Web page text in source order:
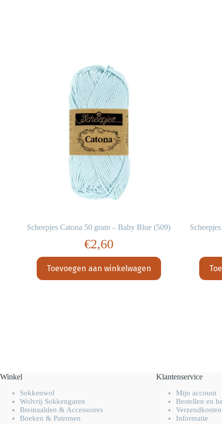
Scheepjes Catona 50 gram – Baby Blue (509)
€2,60
Toevoegen aan winkelwagen
Winkel
Sokkenwol
Wolvrij Sokkengaren
Breinaalden & Accessoires
Boeken & Patronen
Klantenservice
Mijn account
Bestellen en
Verzendkosten
Informatie